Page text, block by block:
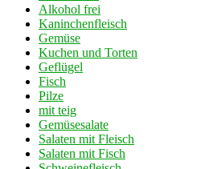
Alkohol frei
Kaninchenfleisch
Gemüse
Kuchen und Torten
Geflügel
Fisch
Pilze
mit teig
Gemüsesalate
Salaten mit Fleisch
Salaten mit Fisch